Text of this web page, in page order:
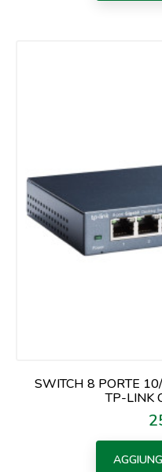
SWITCH 8 PORTE
TP-LINK